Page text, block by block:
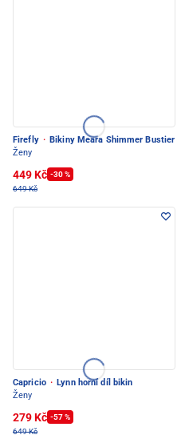
Firefly · Bikiny Meara Shimmer Bustier
Ženy
449 Kč -30 %
649 Kč
Capricio · Lynn horní díl bikin
Ženy
279 Kč -57 %
649 Kč